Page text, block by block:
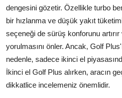
dengesini gözetir. Özellikle turbo
bir hızlanma ve düşük yakıt
seçeneği de sürüş konforunu
yorulmasını önler. Ancak, Golf
nedenle, sadece ikinci el
İkinci el Golf Plus alırken, aracın
dikkatlice incelemeniz önemlidir.